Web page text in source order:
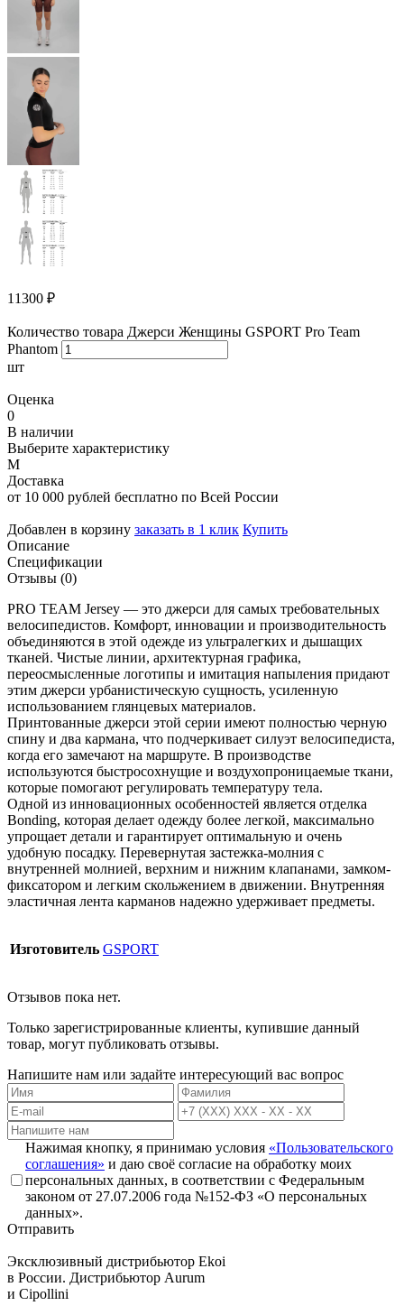
11300 ₽
Количество товара Джерси Женщины GSPORT Pro Team
Phantom
шт
Оценка
0
В наличии
Выберите характеристику
M
Доставка
от 10 000 рублей бесплатно по Всей России
Добавлен в корзину заказать в 1 клик Купить
Описание
Спецификации
Отзывы (0)
PRO TEAM Jersey — это джерси для самых требовательных
велосипедистов. Комфорт, инновации и производительность
объединяются в этой одежде из ультралегких и дышащих
тканей. Чистые линии, архитектурная графика,
переосмысленные логотипы и имитация напыления придают
этим джерси урбанистическую сущность, усиленную
использованием глянцевых материалов.
Принтованные джерси этой серии имеют полностью черную
спину и два кармана, что подчеркивает силуэт велосипедиста,
когда его замечают на маршруте. В производстве
используются быстросохнущие и воздухопроницаемые ткани,
которые помогают регулировать температуру тела.
Одной из инновационных особенностей является отделка
Bonding, которая делает одежду более легкой, максимально
упрощает детали и гарантирует оптимальную и очень
удобную посадку. Перевернутая застежка-молния с
внутренней молнией, верхним и нижним клапанами, замком-
фиксатором и легким скольжением в движении. Внутренняя
эластичная лента карманов надежно удерживает предметы.
Изготовитель GSPORT
Отзывов пока нет.
Только зарегистрированные клиенты, купившие данный
товар, могут публиковать отзывы.
Напишите нам или задайте интересующий вас вопрос
Нажимая кнопку, я принимаю условия «Пользовательского
соглашения» и даю своё согласие на обработку моих
персональных данных, в соответствии с Федеральным
законом от 27.07.2006 года №152-ФЗ «О персональных
данных».
Отправить
Эксклюзивный дистрибьютор Ekoi
в России. Дистрибьютор Aurum
и Cipollini